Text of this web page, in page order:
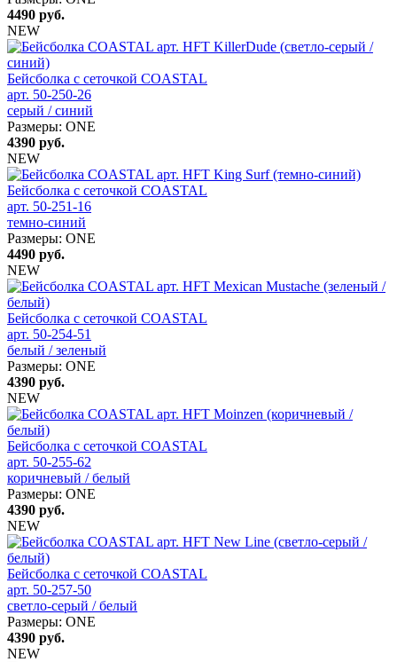
4490 руб.
NEW
Бейсболка с сеточкой COASTAL
арт. 50-250-26
серый / синий
Размеры: ONE
4390 руб.
NEW
Бейсболка с сеточкой COASTAL
арт. 50-251-16
темно-синий
Размеры: ONE
4490 руб.
NEW
Бейсболка с сеточкой COASTAL
арт. 50-254-51
белый / зеленый
Размеры: ONE
4390 руб.
NEW
Бейсболка с сеточкой COASTAL
арт. 50-255-62
коричневый / белый
Размеры: ONE
4390 руб.
NEW
Бейсболка с сеточкой COASTAL
арт. 50-257-50
светло-серый / белый
Размеры: ONE
4390 руб.
NEW